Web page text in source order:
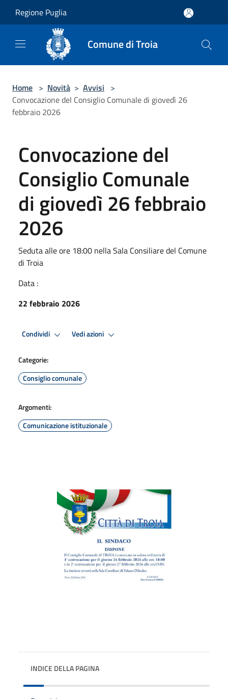
Regione Puglia
Comune di Troia
Home > Novità > Avvisi >
Convocazione del Consiglio Comunale di giovedì 26
febbraio 2026
Convocazione del
Consiglio Comunale
di giovedì 26 febbraio
2026
Seduta alle ore 18:00 nella Sala Consiliare del Comune
di Troia
Data :
22 febbraio 2026
Condividi Vedi azioni
Categorie:
Consiglio comunale
Argomenti:
Comunicazione istituzionale
INDICE DELLA PAGINA